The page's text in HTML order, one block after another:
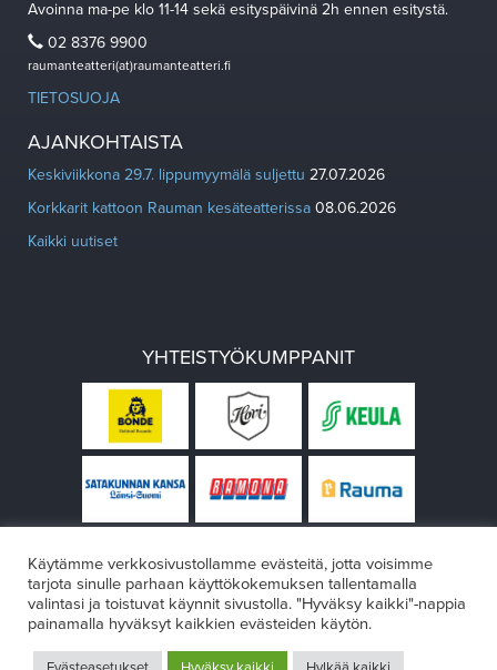
Avoinna ma-pe klo 11-14 sekä esityspäivinä 2h ennen esitystä.
02 8376 9900
raumanteatteri(at)raumanteatteri.fi
TIETOSUOJA
AJANKOHTAISTA
Keskiviikkona 29.7. lippumyymälä suljettu 27.07.2026
Korkkarit kattoon Rauman kesäteatterissa 08.06.2026
Kaikki uutiset
YHTEISTYÖKUMPPANIT
Käytämme verkkosivustollamme evästeitä, jotta voisimme
tarjota sinulle parhaan käyttökokemuksen tallentamalla
valintasi ja toistuvat käynnit sivustolla. "Hyväksy kaikki"-nappia
painamalla hyväksyt kaikkien evästeiden käytön.